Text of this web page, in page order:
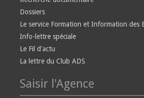
Dossiers
Le service Formation et Information des
Info-lettre spéciale
Le Fil d'actu
La lettre du Club ADS
Saisir l'Agence